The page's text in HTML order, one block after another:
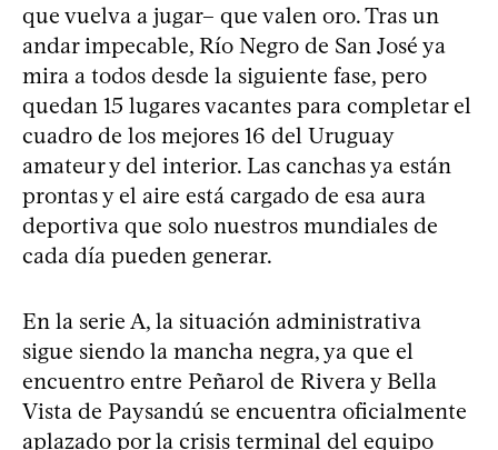
que vuelva a jugar– que valen oro. Tras un
andar impecable, Río Negro de San José ya
mira a todos desde la siguiente fase, pero
quedan 15 lugares vacantes para completar el
cuadro de los mejores 16 del Uruguay
amateur y del interior. Las canchas ya están
prontas y el aire está cargado de esa aura
deportiva que solo nuestros mundiales de
cada día pueden generar.
En la serie A, la situación administrativa
sigue siendo la mancha negra, ya que el
encuentro entre Peñarol de Rivera y Bella
Vista de Paysandú se encuentra oficialmente
aplazado por la crisis terminal del equipo